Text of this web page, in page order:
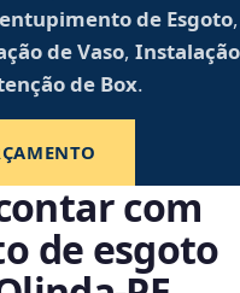
de Esgoto,
de Vaso, Instalação
de Box.
com
de esgoto